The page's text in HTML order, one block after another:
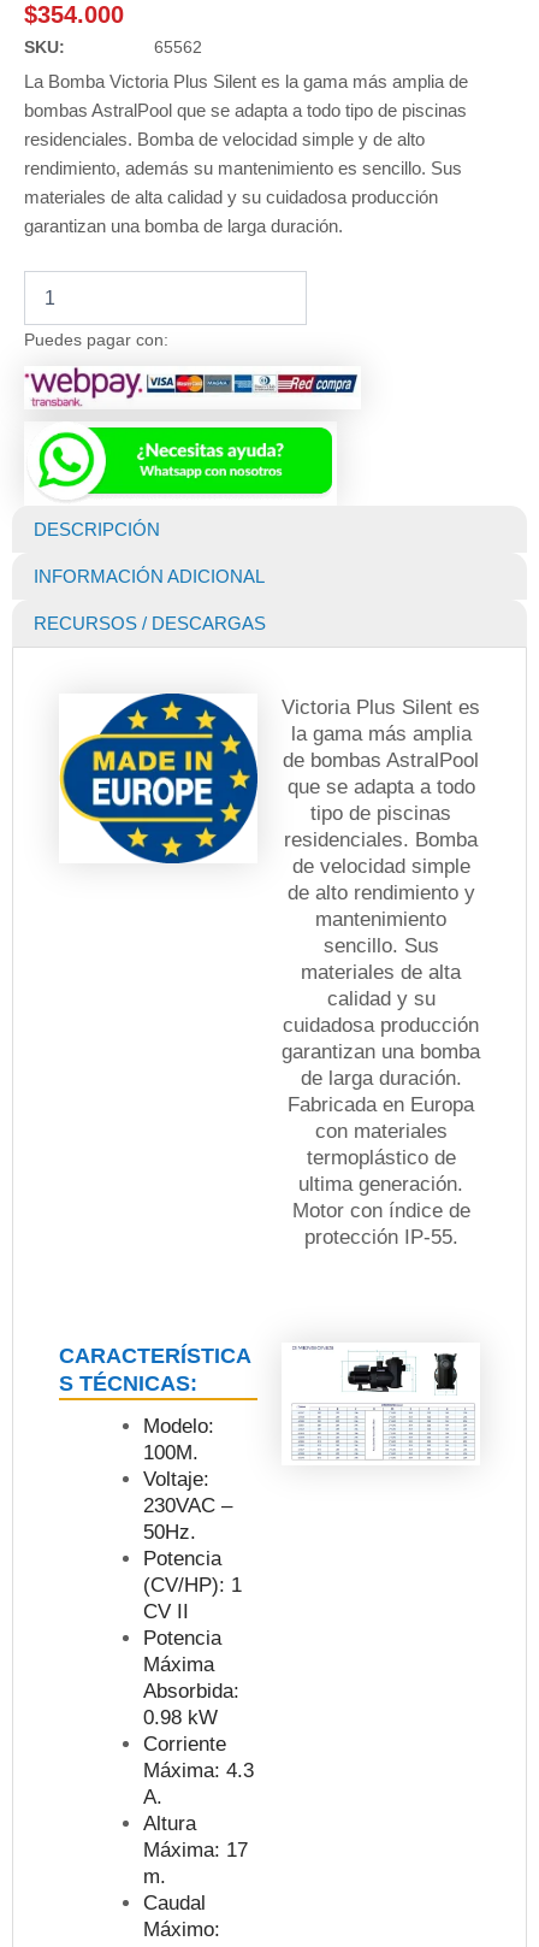
$354.000
SKU: 65562
La Bomba Victoria Plus Silent es la gama más amplia de
bombas AstralPool que se adapta a todo tipo de piscinas
residenciales. Bomba de velocidad simple y de alto
rendimiento, además su mantenimiento es sencillo. Sus
materiales de alta calidad y su cuidadosa producción
garantizan una bomba de larga duración.
Monofásica
para
Victoria
Plus
Silent
HP
AstralPool
(Fabricación
cantidad
Puedes pagar con:
DESCRIPCIÓN
INFORMACIÓN ADICIONAL
RECURSOS / DESCARGAS
Victoria Plus Silent es
la gama más amplia
de bombas AstralPool
que se adapta a todo
tipo de piscinas
residenciales. Bomba
de velocidad simple
de alto rendimiento y
mantenimiento
sencillo. Sus
materiales de alta
calidad y su
cuidadosa producción
garantizan una bomba
de larga duración.
Fabricada en Europa
con materiales
termoplástico de
ultima generación.
Motor con índice de
protección IP-55.
CARACTERÍSTICA
S TÉCNICAS:
Modelo:
100M.
Voltaje:
230VAC –
50Hz.
Potencia
(CV/HP): 1
CV II
Potencia
Máxima
Absorbida:
0.98 kW
Corriente
Máxima: 4.3
A.
Altura
Máxima: 17
m.
Caudal
Máximo: